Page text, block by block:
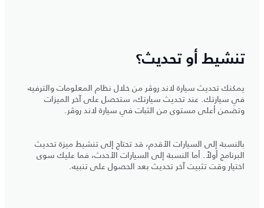
تنشيط أو تحديث؟
يمكنك تحديث سيارة لاند روڤر من خلال نظام المعلومات والترفيه
في سيارتك. عند تحديث سيارتك، ستحصل على آخر الميزات
وتضمن أعلى مستوى من الثبات في سيارة لاند روڤر.
بالنسبة إلى السيارات الأقدم، قد تحتاج إلى تنشيط ميزة تحديث
البرنامج أولاً. أما النسبة إلى السيارات الأحدث، فما عليك سوى
اختيار وقت تثبيت آخر تحديث بعد الحصول على تنبيه.